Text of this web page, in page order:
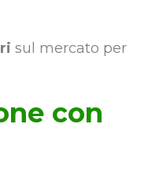
sul mercato per
con